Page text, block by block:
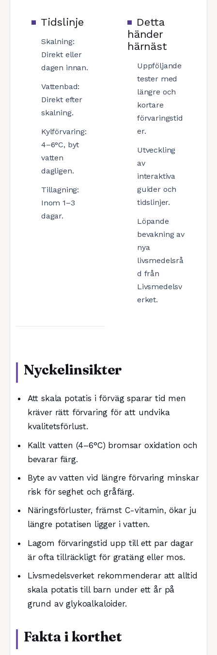
Tidslinje
Skalning:
Direkt eller
dagen innan.
Vattenbad:
Direkt efter
skalning.
Kylförvaring:
4–6°C, byt
vatten
dagligen.
Tillagning:
Inom 1–3
dagar.
Detta
händer
härnäst
Uppföljande
tester med
längre och
kortare
förvaringstid
er.
Utveckling
av
interaktiva
guider och
tidslinjer.
Löpande
bevakning av
nya
livsmedelsrå
d från
Livsmedelsv
erket.
Nyckelinsikter
Att skala potatis i förväg sparar tid men
kräver rätt förvaring för att undvika
kvalitetsförlust.
Kallt vatten (4–6°C) bromsar oxidation och
bevarar färg.
Byte av vatten vid längre förvaring minskar
risk för seghet och gråfärg.
Näringsförluster, främst C-vitamin, ökar ju
längre potatisen ligger i vatten.
Lagom förvaringstid upp till ett par dagar
är ofta tillräckligt för gratäng eller mos.
Livsmedelsverket rekommenderar att alltid
skala potatis till barn under ett år på
grund av glykoalkaloider.
Fakta i korthet